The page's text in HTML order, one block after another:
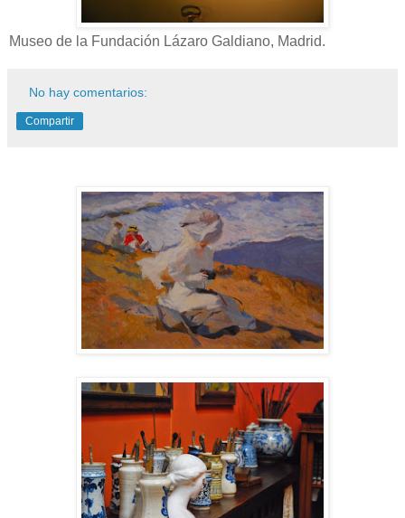
Museo de la Fundación Lázaro Galdiano, Madrid.
No hay comentarios:
Compartir